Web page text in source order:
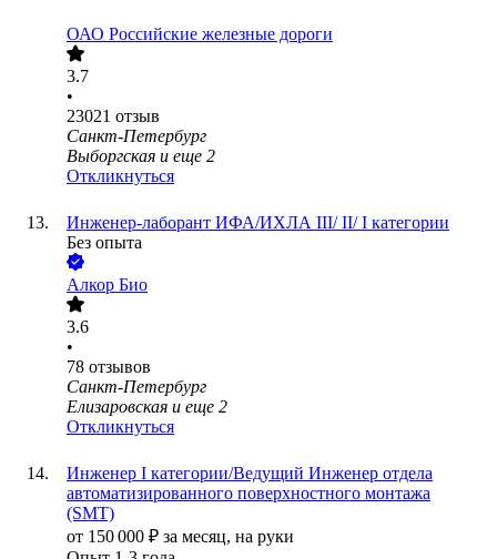
ОАО Российские железные дороги
3.7
•
23021 отзыв
Санкт-Петербург
Выборгская и еще 2
Откликнуться
Инженер-лаборант ИФА/ИХЛА III/ II/ I категории
Без опыта
Алкор Био
3.6
•
78 отзывов
Санкт-Петербург
Елизаровская и еще 2
Откликнуться
Инженер I категории/Ведущий Инженер отдела
автоматизированного поверхностного монтажа
(SMT)
от 150 000 ₽ за месяц, на руки